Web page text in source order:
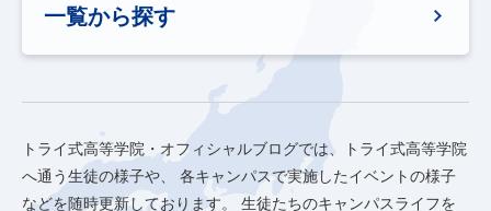
一覧から探す
トライ式高等学院・オフィシャルブログでは、トライ式高等学院
へ通う生徒の様子や、
各キャンパスで実施したイベントの様子
などを随時更新しております。
生徒たちのキャンパスライフを